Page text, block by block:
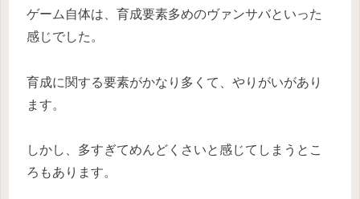
ゲーム自体は、育成要素多めのヴァンサバといった
感じでした。
育成に関する要素がかなり多くて、やりがいがあり
ます。
しかし、多すぎてめんどくさいと感じてしまうとこ
ろもあります。